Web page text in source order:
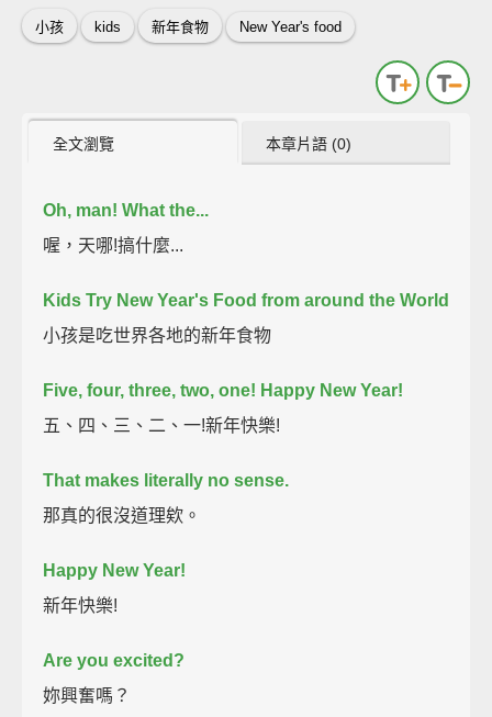
小孩 kids 新年食物 New Year's food
全文瀏覽 本章片語 (0)
Oh, man! What the...
喔，天哪!搞什麼...
Kids Try New Year's Food from around the World
小孩是吃世界各地的新年食物
Five, four, three, two, one! Happy New Year!
五、四、三、二、一!新年快樂!
That makes literally no sense.
那真的很沒道理欸。
Happy New Year!
新年快樂!
Are you excited?
妳興奮嗎？